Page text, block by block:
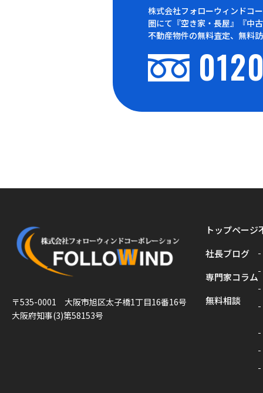
株式会社フォローウィンドコ
圏にて『空き家・長屋』『中
不動産物件の無料査定、無料
〒535-0001 大阪市旭区太子橋1丁目16番16号
大阪府知事(3)第58153号
トップページ
社長ブログ
専門家コラム
無料相談